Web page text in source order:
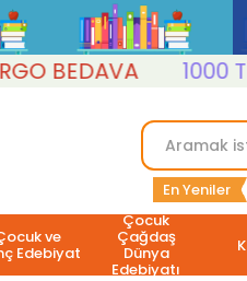
BEDAVA 1000 TL
En Yeniler
ve
Edebiyat
Çocuk
Çağdaş
Dünya
Edebiyatı